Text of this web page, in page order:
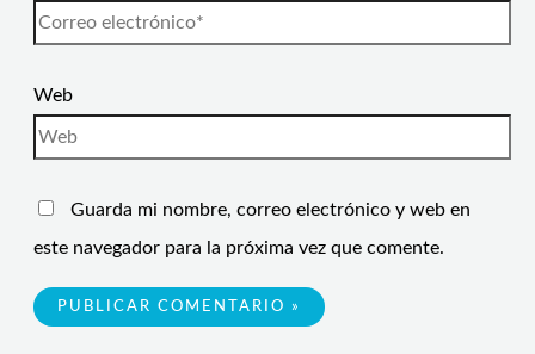
Web
Guarda mi nombre, correo electrónico y web en
este navegador para la próxima vez que comente.